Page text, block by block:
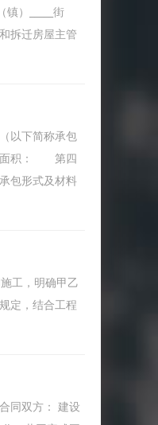
）_____街
拆迁房屋主管
以下简称承包
面积： 第四
形式及材料
施工，明确甲乙
定，结合工程
同双方： 建设